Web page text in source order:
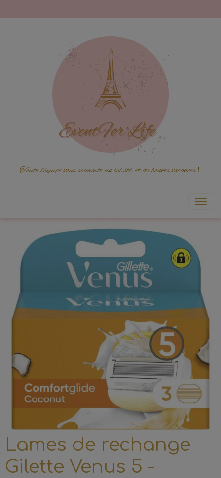
Toute l'équipe vous souhaite un bel été, et de bonnes vacances !
Lames de rechange
Gilette Venus 5 -